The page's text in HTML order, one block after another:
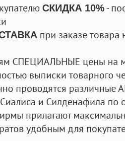
СКИДКА 10%-
при заказе
СПЕЦИАЛЬНЫЕ цены на
выписки товарного
проводятся
и Силденафила по
прилагают
удобным для